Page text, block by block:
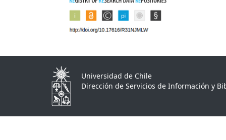
Universidad de Chile
Dirección de Servicios de Información y